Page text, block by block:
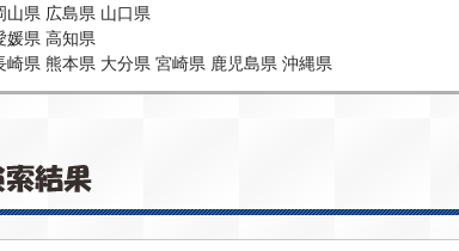
山県 広島県 山口県
媛県 高知県
崎県 熊本県 大分県 宮崎県 鹿児島県 沖縄県